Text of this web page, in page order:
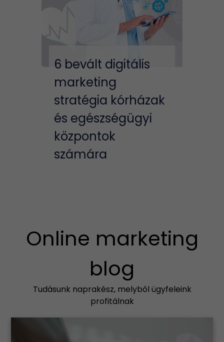
6 bevált digitális
marketing
stratégia kórházak
és egészségügyi
központok
számára
Online marketing
blog
Tudásunk naprakész, melyből ügyfeleink
profitálnak